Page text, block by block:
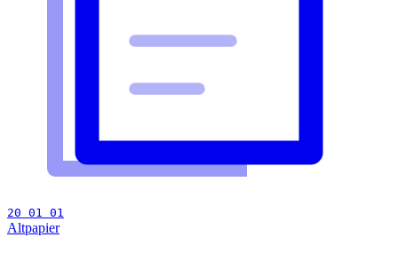
20 01 01
Altpapier